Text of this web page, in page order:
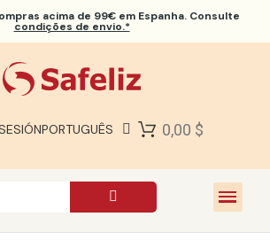
acima de 99€ em Espanha. Consulte
condições de envio.*
PORTUGUÊS 0,00 $